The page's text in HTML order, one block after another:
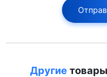
Другие